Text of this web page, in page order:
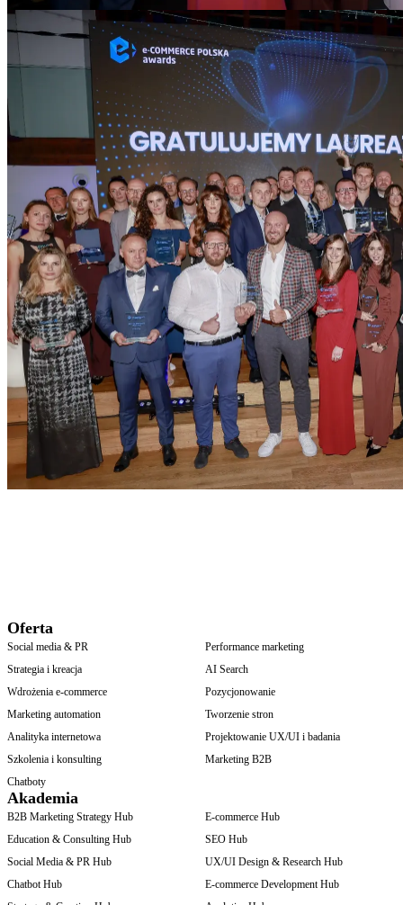
Oferta
Social media & PR
Performance marketing
Strategia i kreacja
AI Search
Wdrożenia e-commerce
Pozycjonowanie
Marketing automation
Tworzenie stron
Analityka internetowa
Projektowanie UX/UI i badania
Szkolenia i konsulting
Marketing B2B
Chatboty
Akademia
B2B Marketing Strategy Hub
E-commerce Hub
Education & Consulting Hub
SEO Hub
Social Media & PR Hub
UX/UI Design & Research Hub
Chatbot Hub
E-commerce Development Hub